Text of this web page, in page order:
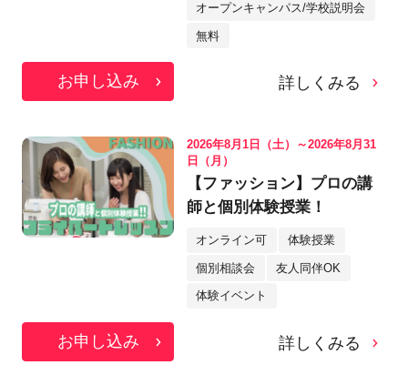
オープンキャンパス/学校説明会
無料
お申し込み 詳しくみる
2026年8月1日（土）～2026年8月31
日（月）
【ファッション】プロの講
師と個別体験授業！
オンライン可 体験授業
個別相談会 友人同伴OK
体験イベント
お申し込み 詳しくみる